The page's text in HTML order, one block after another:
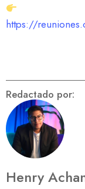
https://
Redactado por:
Henry